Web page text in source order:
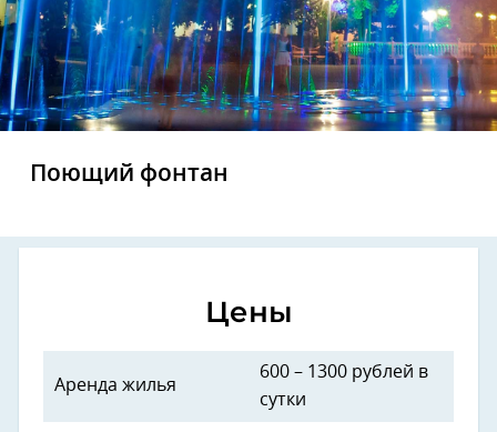
Поющий фонтан
Цены
Аренда жилья
600 – 1300 рублей в
сутки